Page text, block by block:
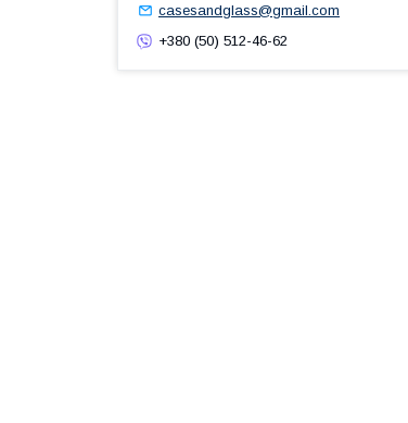
casesandglass@gmail.com
+380 (50) 512-46-62